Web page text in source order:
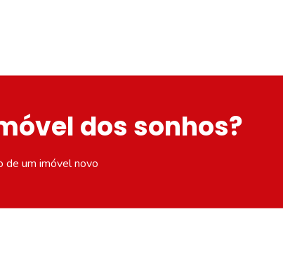
dos sonhos?
de um imóvel novo